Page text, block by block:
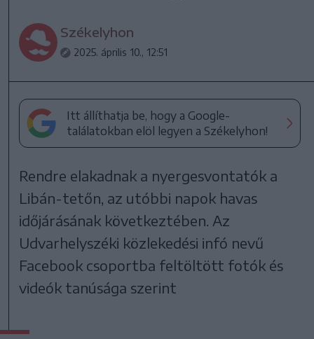
Székelyhon
2025. április 10., 12:51
Itt állíthatja be, hogy a Google-
találatokban elöl legyen a Székelyhon!
Rendre elakadnak a nyergesvontatók a
Libán-tetőn, az utóbbi napok havas
időjárásának következtében. Az
Udvarhelyszéki közlekedési infó nevű
Facebook csoportba feltöltött fotók és
videók tanúsága szerint